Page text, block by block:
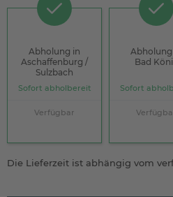
Abholung in
Aschaffenburg /
Sulzbach
Sofort abholbereit
Verfügbar
Abholung
Bad
Sofort
Die Lieferzeit ist abhängig vom